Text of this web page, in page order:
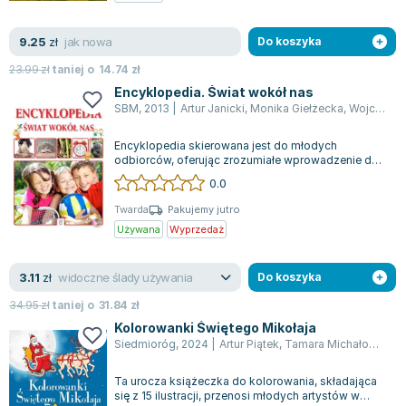
Agata Passent
Michel Moran
Maciej Orłoś
Jo Nesbo
Katarzyna Miller
Antoine de Saint Exupery
Lew Tołstoj
Mark Twain
Marcin Meller
ks. Piotr Pawlukiewicz
Jarosław Sokołowski
Piotr Latocha
Michael Scott
Piotr Semka
Jarosław Iwaszkiewicz
9.25 zł jak nowa
23.99złtaniej o 14.74 zł
Do koszyka
Encyklopedia. Świat wokół nas
SBM, 2013 Artur Janicki, Monika Giełżecka, Wojciech Jan Górski
Encyklopedia skierowana jest do młodych
odbiorców, oferując zrozumiałe wprowadzenie do
kluczowych zagadnień związanych z życiem co...
0.0
Twarda
Pakujemy jutro
Używana
Wyprzedaż
3.11 zł widoczne ślady używania
34.95złtaniej o 31.84 zł
Do koszyka
Kolorowanki Świętego Mikołaja
Siedmioróg, 2024 Artur Piątek, Tamara Michałowska
Ta urocza książeczka do kolorowania, składająca
się z 15 ilustracji, przenosi młodych artystów w